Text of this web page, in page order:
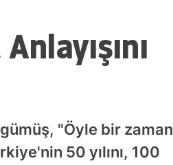
"Öyle bir zaman
50 yılını, 100